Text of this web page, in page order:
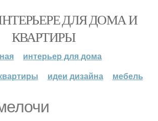
ДЛЯ ДОМА И
КВАРТИРЫ
интерьер для дома
идеи дизайна мебель